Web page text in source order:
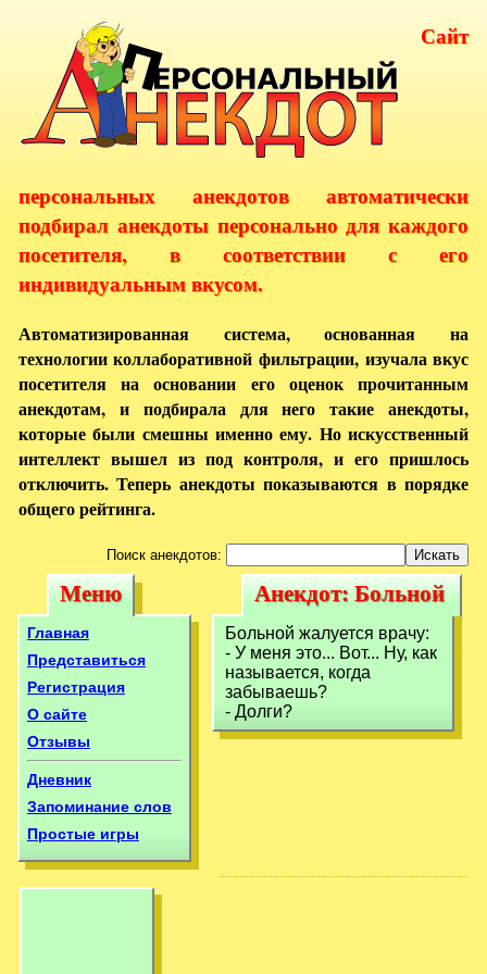
Сайт
персональных анекдотов автоматически
подбирал анекдоты персонально для каждого
посетителя, в соответствии с его
индивидуальным вкусом.
Автоматизированная система, основанная на
технологии коллаборативной фильтрации, изучала вкус
посетителя на основании его оценок прочитанным
анекдотам, и подбирала для него такие анекдоты,
которые были смешны именно ему. Но искусственный
интеллект вышел из под контроля, и его пришлось
отключить. Теперь анекдоты показываются в порядке
общего рейтинга.
Поиск анекдотов:
Меню
Меню
Главная
Представиться
Регистрация
О сайте
Отзывы
Дневник
Запоминание слов
Простые игры
Анекдот:
Больной
жалуется врачу: -
У меня
Анекдот: Больной
жалуется врачу: -
У меня
Больной жалуется врачу:
- У меня это... Вот... Ну, как
называется, когда
забываешь?
- Долги?